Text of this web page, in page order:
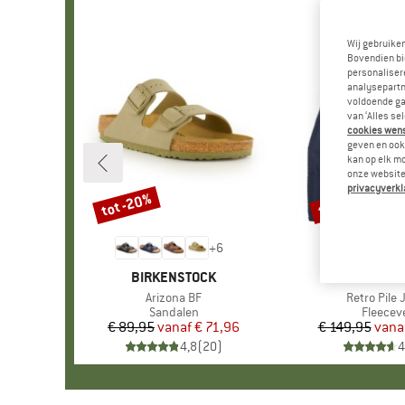
+6
MERK
BIRKENSTOCK
Artikel
Arizona BF
Productgroep
Sandalen
Prijs
€ 89,95 Verlaagde prijs
vanaf€ 71,96
4,8(20)
Korting
tot -20%
Artikel
Retro Pile
€ 149,95
Korting
tot -32%
Wij
Bovendien
voldoende
van ‘Alles
cookies
geven en
kan op elk
onze